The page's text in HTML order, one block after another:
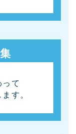
て
す。